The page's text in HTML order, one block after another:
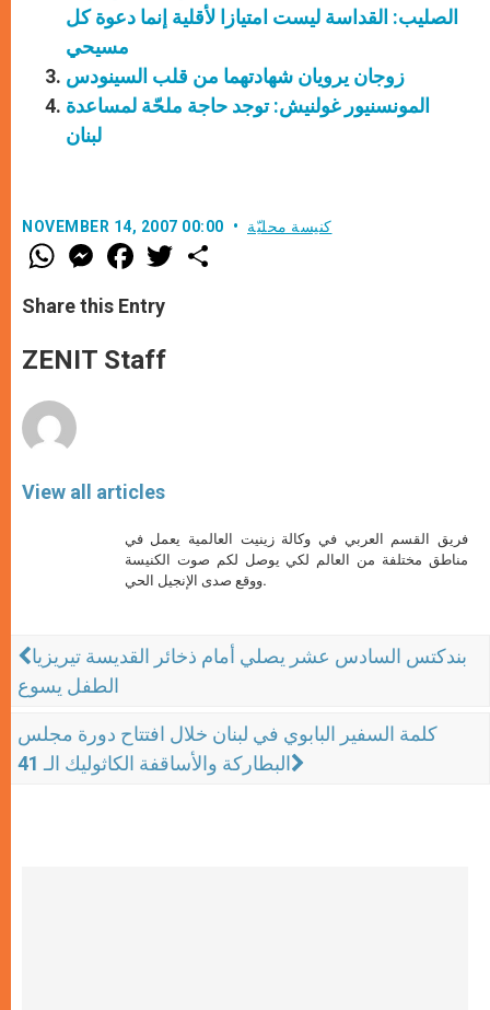
الصليب: القداسة ليست امتيازا لأقلية إنما دعوة كل
مسيحي
زوجان يرويان شهادتهما من قلب السينودس
المونسنيور غولنيش: توجد حاجة ملحّة لمساعدة
لبنان
NOVEMBER 14, 2007 00:00 كنيسة محليّة
W
h
t
s
p
p
M
e
s
e
g
e
F
a
e
b
o
k
w
Share this Entry
ZENIT Staff
View all articles
فريق القسم العربي في وكالة زينيت العالمية يعمل في
مناطق مختلفة من العالم لكي يوصل لكم صوت الكنيسة
ووقع صدى الإنجيل الحي.
بندكتس السادس عشر يصلي أمام ذخائر القديسة تيريزيا
الطفل يسوع
كلمة السفير البابوي في لبنان خلال افتتاح دورة مجلس
البطاركة والأساقفة الكاثوليك الـ 41